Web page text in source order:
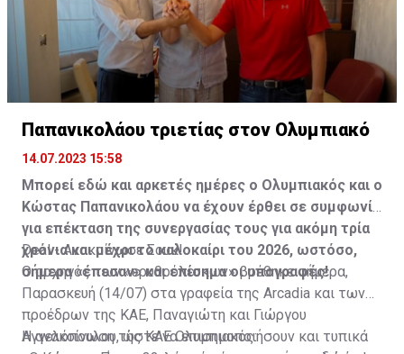
Παπανικολάου τριετίας στον Ολυμπιακό
14.07.2023 15:58
Μπορεί εδώ και αρκετές ημέρες ο Ολυμπιακός και ο
Κώστας Παπανικολάου να έχουν έρθει σε συμφωνία
για επέκταση της συνεργασίας τους για ακόμη τρία
χρόνια και μέχρι το καλοκαίρι του 2026, ωστόσο,
σήμερα «έπεσαν» και επίσημα οι υπογραφές!
Deal - Ανακοίνωσε Σουκ!
Ο αρχηγός των «ερυθρόλευκων» βρέθηκε σήμερα,
Παρασκευή (14/07) στα γραφεία της Arcadia και των
προέδρων της ΚΑΕ, Παναγιώτη και Γιώργου
Αγγελόπουλου, ώστε να επισημοποιήσουν και τυπικά
Η ανακοίνωση της ΚΑΕ Ολυμπιακός: